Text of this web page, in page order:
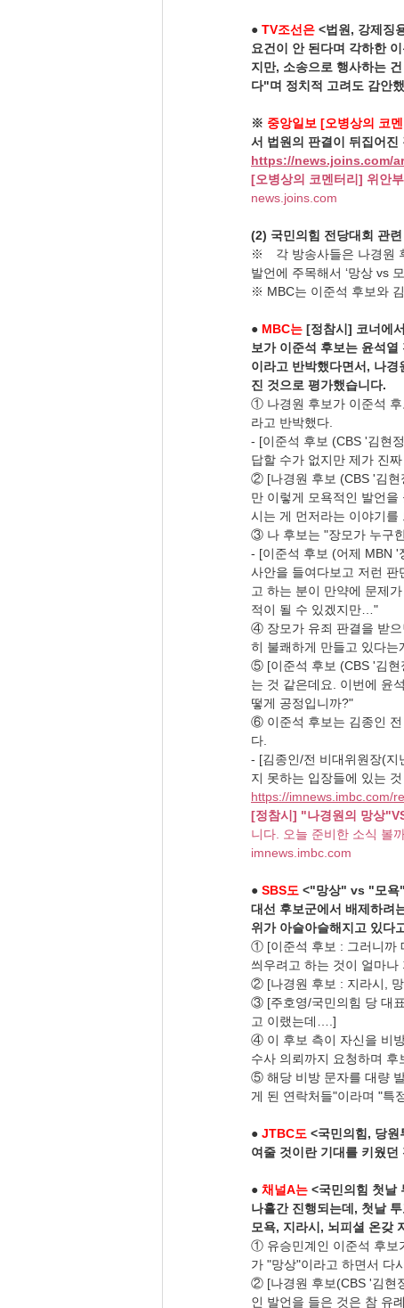
● TV조선은 <법원, 강제징
요건이 안 된다며 각하한
지만, 소송으로 행사하는
다"며 정치적 고려도 감안
※ 중앙일보 [오병상의 코
서 법원의 판결이 뒤집어
https://news.joins.com/
[오병상의 코멘터리] 위안
news.joins.com
(2) 국민의힘 전당대회 관련
※　각 방송사들은 나경원
발언에 주목해서 ‘망상 vs
※ MBC는 이준석 후보와
● MBC는 [정참시] 코너에
보가 이준석 후보는 윤석
이라고 반박했다면서, 나
진 것으로 평가했습니다.
① 나경원 후보가 이준석 후
라고 반박했다.
- [이준석 후보 (CBS '김현
답할 수가 없지만 제가 진
② [나경원 후보 (CBS '김현
만 이렇게 모욕적인 발언
시는 게 먼저라는 이야기를
③ 나 후보는 "장모가 누구
- [이준석 후보 (어제 MBN '
사안을 들여다보고 저런
고 하는 분이 만약에 문제
적이 될 수 있겠지만…"
④ 장모가 유죄 판결을 받으
히 불쾌하게 만들고 있다는
⑤ [이준석 후보 (CBS '김현
는 것 같은데요. 이번에 윤
떻게 공정입니까?"
⑥ 이준석 후보는 김종인 전
다.
- [김종인/전 비대위원장(지
지 못하는 입장들에 있는
https://imnews.imbc.com/
[정참시] "나경원의 망상
니다. 오늘 준비한 소식 볼
imnews.imbc.com
● SBS도 <"망상" vs "모욕
대선 후보군에서 배제하려
위가 아슬아슬해지고 있다
① [이준석 후보 : 그러니까
씌우려고 하는 것이 얼마
② [나경원 후보 : 지라시,
③ [주호영/국민의힘 당 대
고 이랬는데….]
④ 이 후보 측이 자신을 비
수사 의뢰까지 요청하며 후
⑤ 해당 비방 문자를 대량
게 된 연락처들"이라며 "특
● JTBC도 <국민의힘, 당
여줄 것이란 기대를 키웠
● 채널A는 <국민의힘 첫날
나흘간 진행되는데, 첫날
모욕, 지라시, 뇌피셜 온갖
① 유승민계인 이준석 후보
가 "망상"이라고 하면서 다
② [나경원 후보(CBS '김현
인 발언을 들은 것은 참 유